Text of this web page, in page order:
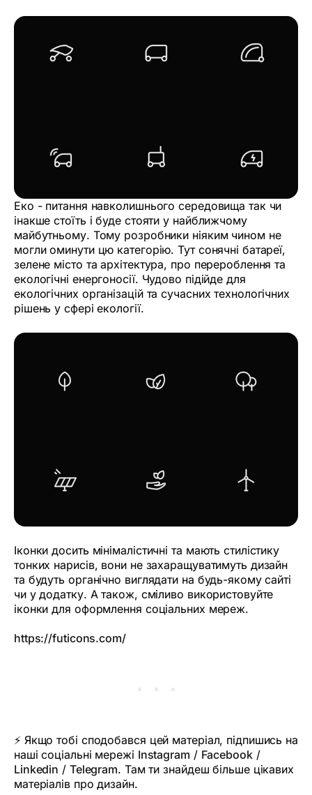
Еко - питання навколишнього середовища так чи
інакше стоїть і буде стояти у найближчому
майбутньому. Тому розробники ніяким чином не
могли оминути цю категорію. Тут сонячні батареї,
зелене місто та архітектура, про перероблення та
екологічні енергоносії. Чудово підійде для
екологічних організацій та сучасних технологічних
рішень у сфері екології.
Іконки досить мінімалістичні та мають стилістику
тонких нарисів, вони не захаращуватимуть дизайн
та будуть органічно виглядати на будь-якому сайті
чи у додатку. А також, сміливо використовуйте
іконки для оформлення соціальних мереж.
https://futicons.com/
⚡ Якщо тобі сподобався цей матеріал, підпишись на
наші соціальні мережі Instagram / Facebook/
Linkedin / Telegram. Там ти знайдеш більше цікавих
матеріалів про дизайн.